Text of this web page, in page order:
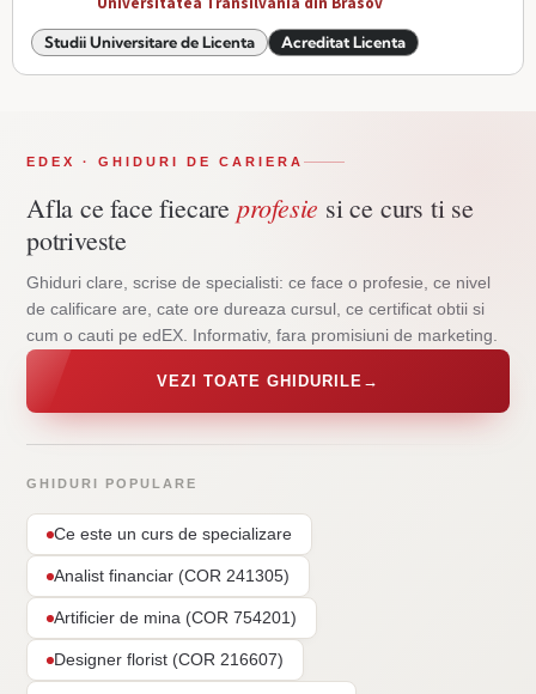
Studii Universitare de Licenta Acreditat Licenta
EDEX · GHIDURI DE CARIERA
Afla ce face fiecare profesie si ce curs ti se
potriveste
Ghiduri clare, scrise de specialisti: ce face o profesie, ce nivel
de calificare are, cate ore dureaza cursul, ce certificat obtii si
cum o cauti pe edEX. Informativ, fara promisiuni de marketing.
VEZI TOATE GHIDURILE →
GHIDURI POPULARE
Ce este un curs de specializare
Analist financiar (COR 241305)
Artificier de mina (COR 754201)
Designer florist (COR 216607)